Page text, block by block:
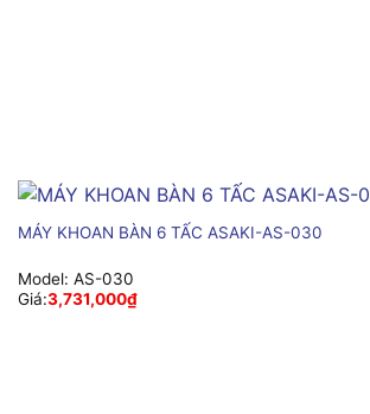
MÁY KHOAN BÀN 6 TẤC ASAKI-AS-030
Model: AS-030
Giá:3,731,000₫